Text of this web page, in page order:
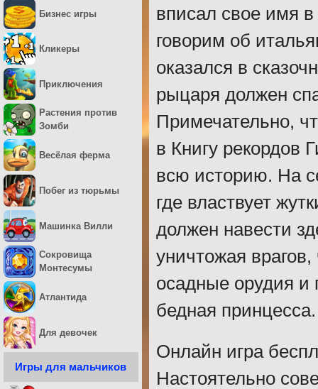
вписал свое имя
говорим об
оказался в
рыцаря должен
Примечательно,
в Книгу рекордов
всю историю. На
где властвует
должен навести
уничтожая
осадные орудия и
бедная принцесса.
Онлайн игра
Настоятельно
Бизнес игры
Кликеры
Приключения
Растения против
Зомби
Весёлая ферма
Побег из тюрьмы
Машинка Вилли
Сокровища
Монтесумы
Атлантида
Для девочек
Игры для мальчиков